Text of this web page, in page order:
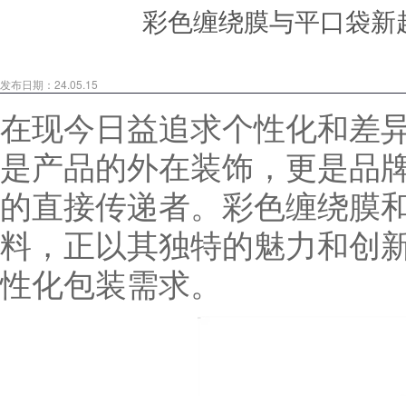
彩色缠绕膜与平口袋
发布日期：24.05.15
在现今日益追求个性化和差
是产品的外在装饰，更是品
的直接传递者。彩色缠绕膜
料，正以其独特的魅力和创
性化包装需求。